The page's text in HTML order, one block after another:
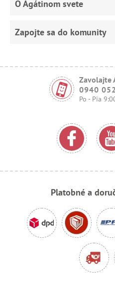
O Agátinom svete
Zapojte sa do komunity
Zavolajte
0940
Po - Pia
Platobné a